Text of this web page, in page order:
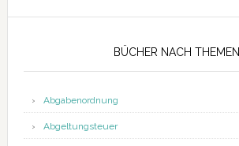
BÜCHER NACH THEMEN
Abgabenordnung
Abgeltungsteuer